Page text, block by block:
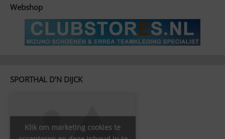
Webshop
SPORTHAL D’N DIJCK
Klik om marketing cookies te